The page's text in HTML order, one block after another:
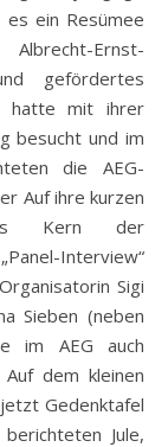
es ein Resümee
Ernst-
gefördertes
hatte mit ihrer
besucht und im
die AEG-
Auf ihre kurzen
Kern der
Interview“
Sigi
Sieben (neben
im AEG auch
Auf dem kleinen
Gedenktafel
Jule,